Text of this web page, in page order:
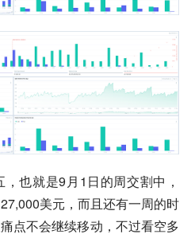
也就是9月1日的周交割中，
美元，而且还有一周的时
点不会继续移动，不过看空多